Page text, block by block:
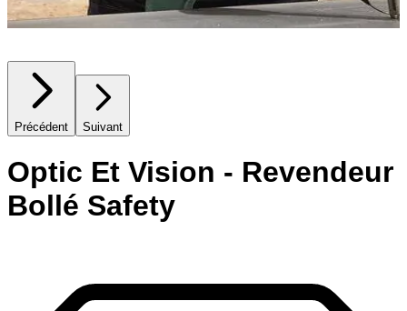
Précédent Suivant
Optic Et Vision - Revendeur
Bollé Safety